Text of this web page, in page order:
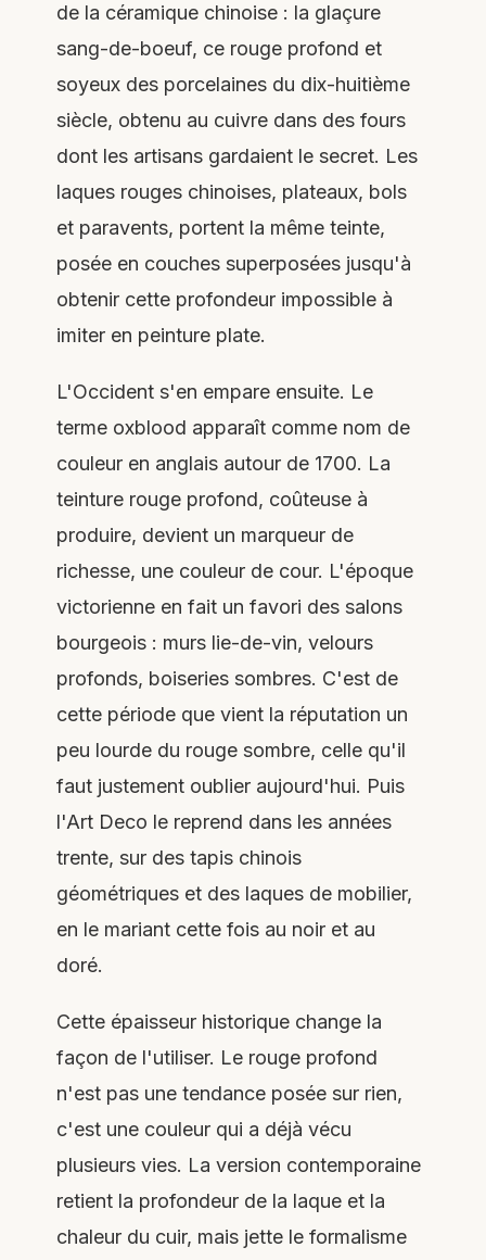
de la céramique chinoise : la glaçure
sang-de-boeuf, ce rouge profond et
soyeux des porcelaines du dix-huitième
siècle, obtenu au cuivre dans des fours
dont les artisans gardaient le secret. Les
laques rouges chinoises, plateaux, bols
et paravents, portent la même teinte,
posée en couches superposées jusqu'à
obtenir cette profondeur impossible à
imiter en peinture plate.
L'Occident s'en empare ensuite. Le
terme oxblood apparaît comme nom de
couleur en anglais autour de 1700. La
teinture rouge profond, coûteuse à
produire, devient un marqueur de
richesse, une couleur de cour. L'époque
victorienne en fait un favori des salons
bourgeois : murs lie-de-vin, velours
profonds, boiseries sombres. C'est de
cette période que vient la réputation un
peu lourde du rouge sombre, celle qu'il
faut justement oublier aujourd'hui. Puis
l'Art Deco le reprend dans les années
trente, sur des tapis chinois
géométriques et des laques de mobilier,
en le mariant cette fois au noir et au
doré.
Cette épaisseur historique change la
façon de l'utiliser. Le rouge profond
n'est pas une tendance posée sur rien,
c'est une couleur qui a déjà vécu
plusieurs vies. La version contemporaine
retient la profondeur de la laque et la
chaleur du cuir, mais jette le formalisme